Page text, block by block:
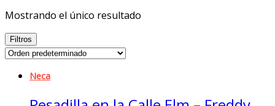
Mostrando el único resultado
Filtros
Neca